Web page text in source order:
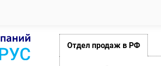
Отдел продаж в РФ